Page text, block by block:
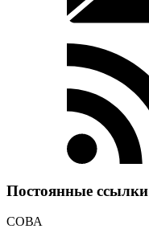
Постоянные ссылки
СОВА